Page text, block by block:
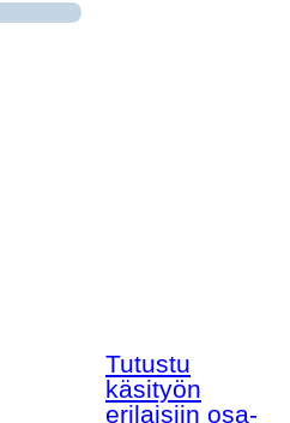
Tutustu
käsityön
erilaisiin osa-